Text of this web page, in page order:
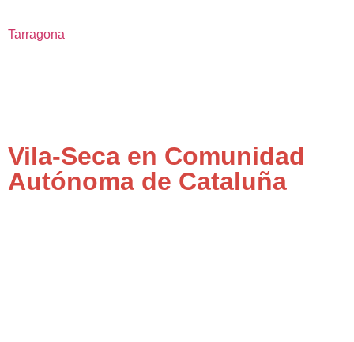
Tarragona
Vila-Seca en Comunidad
Autónoma de Cataluña